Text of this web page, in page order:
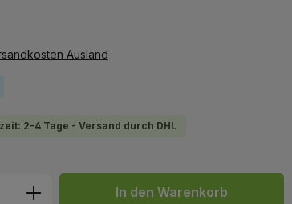
Ausland
2-4 Tage - Versand durch DHL
Gib den gewünschten Wert
In den Warenkorb